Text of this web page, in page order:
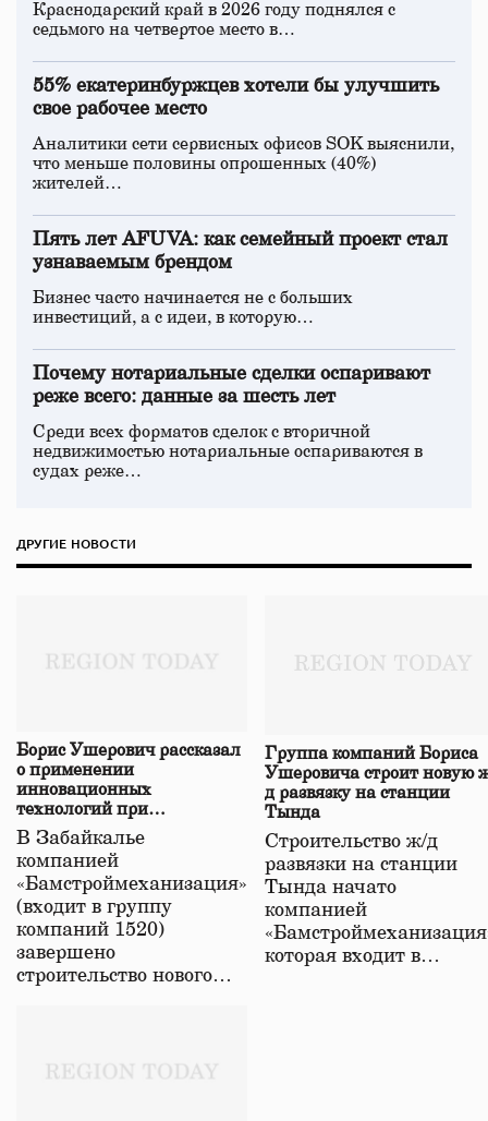
Краснодарский край в 2026 году поднялся с
седьмого на четвертое место в…
55% екатеринбуржцев хотели бы улучшить
свое рабочее место
Аналитики сети сервисных офисов SOK выяснили,
что меньше половины опрошенных (40%)
жителей…
Пять лет AFUVA: как семейный проект стал
узнаваемым брендом
Бизнес часто начинается не с больших
инвестиций, а с идеи, в которую…
Почему нотариальные сделки оспаривают
реже всего: данные за шесть лет
Среди всех форматов сделок с вторичной
недвижимостью нотариальные оспариваются в
судах реже…
ДРУГИЕ НОВОСТИ
Борис Ушерович рассказал
о применении
инновационных
технологий при
строительстве нового моста
в Забайкалье
В Забайкалье
компанией
«Бамстроймеханизация»
(входит в группу
компаний 1520)
завершено
строительство нового…
Группа компаний Бориса
Ушеровича строит новую
д развязку на станции
Тында
Строительство ж/д
развязки на станции
Тында начато
компанией
которая входит в…